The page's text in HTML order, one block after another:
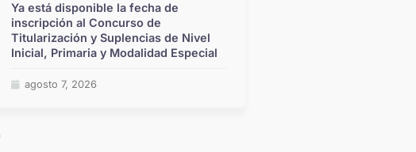
Ya está disponible la fecha de
inscripción al Concurso de
Titularización y Suplencias de Nivel
Inicial, Primaria y Modalidad Especial
agosto 7, 2026